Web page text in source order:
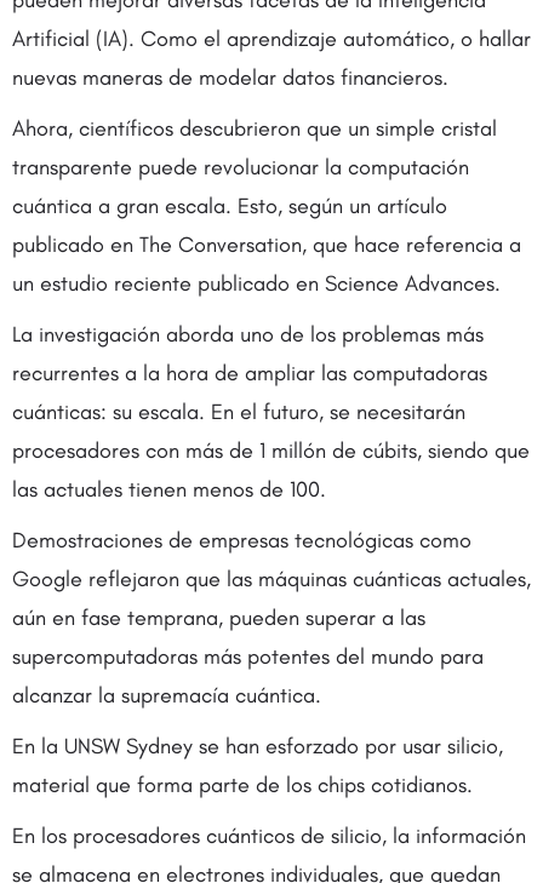
Artificial (IA). Como el aprendizaje automático, o hallar
nuevas maneras de modelar datos financieros.
Ahora, científicos descubrieron que un simple cristal
transparente puede revolucionar la computación
cuántica a gran escala. Esto, según un artículo
publicado en The Conversation, que hace referencia a
un estudio reciente publicado en Science Advances.
La investigación aborda uno de los problemas más
recurrentes a la hora de ampliar las computadoras
cuánticas: su escala. En el futuro, se necesitarán
procesadores con más de 1 millón de cúbits, siendo que
las actuales tienen menos de 100.
Demostraciones de empresas tecnológicas como
Google reflejaron que las máquinas cuánticas actuales,
aún en fase temprana, pueden superar a las
supercomputadoras más potentes del mundo para
alcanzar la supremacía cuántica.
En la UNSW Sydney se han esforzado por usar silicio,
material que forma parte de los chips cotidianos.
En los procesadores cuánticos de silicio, la información
se almacena en electrones individuales, que quedan